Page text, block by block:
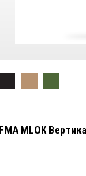
FMA MLOK